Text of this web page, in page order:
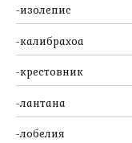
изолепис
калибрахоа
крестовник
лантана
лобелия